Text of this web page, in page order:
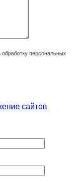
персональных
сайтов